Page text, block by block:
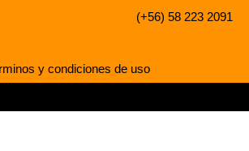
(+56) 58 223 2091
y condiciones de uso